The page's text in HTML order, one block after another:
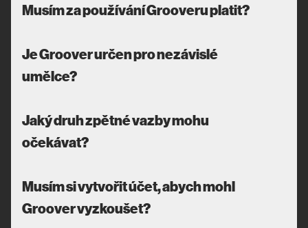
Musím za používání Grooveru platit?
Je Groover určen pro nezávislé
umělce?
Jaký druh zpětné vazby mohu
očekávat?
Musím si vytvořit účet, abych mohl
Groover vyzkoušet?